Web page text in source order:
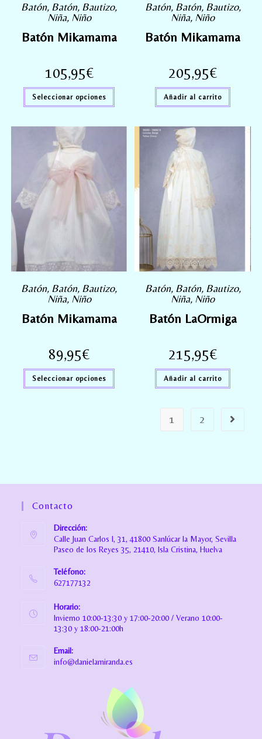
Batón, Batón, Bautizo,
Niña, Niño
Batón Mikamama
105,95€
Seleccionar opciones
Batón, Batón, Bautizo,
Niña, Niño
Batón Mikamama
205,95€
Añadir al carrito
Batón, Batón, Bautizo,
Niña, Niño
Batón Mikamama
89,95€
Seleccionar opciones
Batón, Batón, Bautizo,
Niña, Niño
Batón LaOrmiga
215,95€
Añadir al carrito
1 2
Contacto
Dirección:
Calle Juan Carlos I, 31, 41800 Sanlúcar la Mayor, Sevilla
Paseo de los Reyes 35, 21410, Isla Cristina, Huelva
Teléfono:
627177132
Horario:
Invierno 10:00-13:30 y 17:00-20:00 / Verano 10:00-
13:30 y 18:00-21:00h
Email:
info@danielamiranda.es